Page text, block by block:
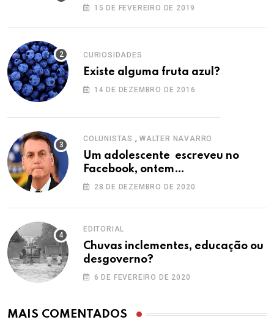
15 DE FEVEREIRO DE 2019
CURIOSIDADES
Existe alguma fruta azul?
14 DE DEZEMBRO DE 2016
COLUNISTAS , WALTER NAVARRO
Um adolescente escreveu no
Facebook, ontem…
28 DE DEZEMBRO DE 2020
EDITORIAL
Chuvas inclementes, educação ou
desgoverno?
6 DE FEVEREIRO DE 2020
MAIS COMENTADOS